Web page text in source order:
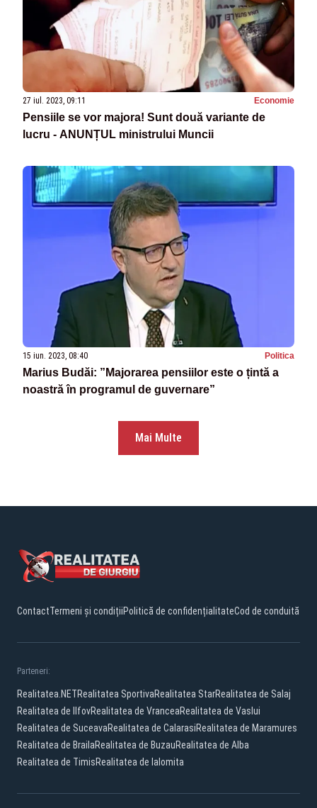
27 iul. 2023, 09:11 Economie
Pensiile se vor majora! Sunt două variante de
lucru - ANUNȚUL ministrului Muncii
15 iun. 2023, 08:40 Politica
Marius Budăi: ”Majorarea pensiilor este o țintă a
noastră în programul de guvernare”
Mai Multe
ContactTermeni și condițiiPolitică de confidențialitateCod de conduită
Parteneri:
Realitatea.NETRealitatea SportivaRealitatea StarRealitatea de Salaj
Realitatea de IlfovRealitatea de VranceaRealitatea de Vaslui
Realitatea de SuceavaRealitatea de CalarasiRealitatea de Maramures
Realitatea de BrailaRealitatea de BuzauRealitatea de Alba
Realitatea de TimisRealitatea de Ialomita